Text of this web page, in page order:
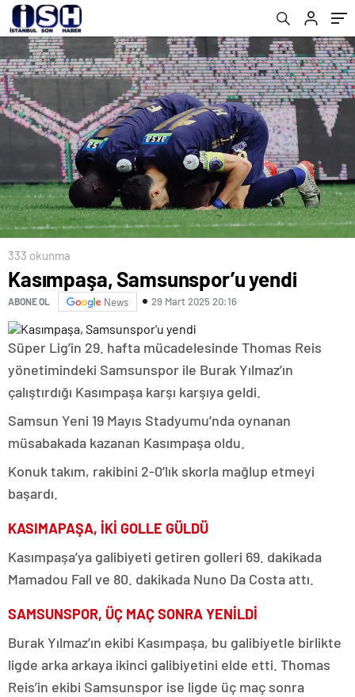
333 okunma
Kasımpaşa, Samsunspor’u yendi
ABONE OL News 29 Mart 2025 20:16
Süper Lig’in 29. hafta mücadelesinde Thomas Reis
yönetimindeki Samsunspor ile Burak Yılmaz’ın
çalıştırdığı Kasımpaşa karşı karşıya geldi.
Samsun Yeni 19 Mayıs Stadyumu’nda oynanan
müsabakada kazanan Kasımpaşa oldu.
Konuk takım, rakibini 2-0’lık skorla mağlup etmeyi
başardı.
KASIMAPAŞA, İKİ GOLLE GÜLDÜ
Kasımpaşa’ya galibiyeti getiren golleri 69. dakikada
Mamadou Fall ve 80. dakikada Nuno Da Costa attı.
SAMSUNSPOR, ÜÇ MAÇ SONRA YENİLDİ
Burak Yılmaz’ın ekibi Kasımpaşa, bu galibiyetle birlikte
ligde arka arkaya ikinci galibiyetini elde etti. Thomas
Reis’in ekibi Samsunspor ise ligde üç maç sonra